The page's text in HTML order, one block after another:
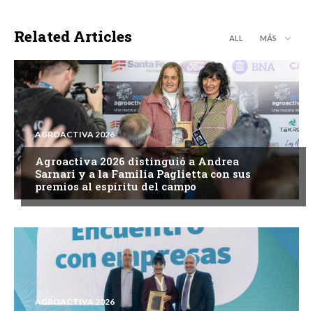
Related Articles ALL MÁS
AGROACTIVA 2026
Agroactiva 2026 distinguió a Andrea
Sarnari y a la Familia Paglietta con sus
premios al espíritu del campo
AGROACTIVA 2026